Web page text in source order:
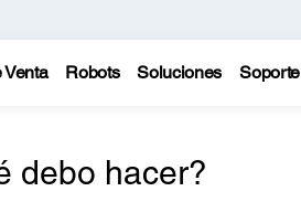
Venta Robots Soluciones Soporte
debo hacer?